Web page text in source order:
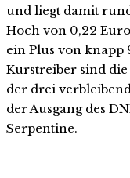
und liegt damit
Hoch von 0,22
ein Plus von knapp
Kurstreiber sind die
der drei
der Ausgang des
Serpentine.